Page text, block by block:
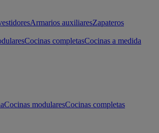
Armarios auxiliaresZapateros
Cocinas completasCocinas a medida
Cocinas modularesCocinas completas